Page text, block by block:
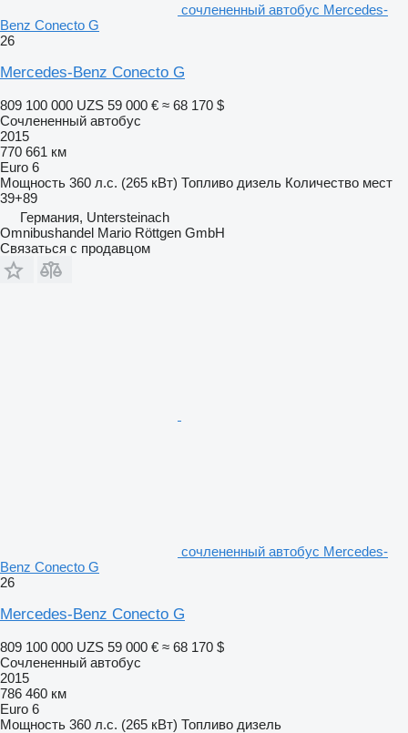
сочлененный автобус Mercedes-
Benz Conecto G
26
Mercedes-Benz Conecto G
809 100 000 UZS 59 000 € ≈ 68 170 $
Сочлененный автобус
2015
770 661 км
Euro 6
Мощность 360 л.с. (265 кВт) Топливо дизель Количество мест
39+89
Германия, Untersteinach
Omnibushandel Mario Röttgen GmbH
Связаться с продавцом
сочлененный автобус Mercedes-
Benz Conecto G
26
Mercedes-Benz Conecto G
809 100 000 UZS 59 000 € ≈ 68 170 $
Сочлененный автобус
2015
786 460 км
Euro 6
Мощность 360 л.с. (265 кВт) Топливо дизель